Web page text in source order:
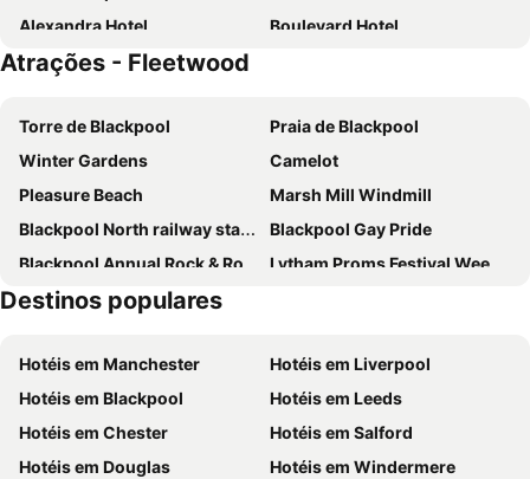
Alexandra Hotel
Boulevard Hotel
Travelodge Lytham St Annes
The President Hotel
Bluewaters Hotel, Blackpool North Promenade
The B & B Blackpool
The Garnett Hotel
Holiday Inn Blackpool By Ihg
Comfort Inn Blackpool Gresham
The Oak Lea Hotel
The Lawton Hotel
Fern Villa Hotel
Belroy Hotel
Barrons Hotel
The Laurels
Honley Hotel
Dunromin Hotel
Lyndene Hotel
The Gables
The Sands Hotel
Holmeleigh Hotel
Henson Hotel
Atrações - Fleetwood
Torre de Blackpool
Praia de Blackpool
Winter Gardens
Camelot
Pleasure Beach
Marsh Mill Windmill
Blackpool North railway station
Blackpool Gay Pride
Blackpool Annual Rock & Roll Weekend
Lytham Proms Festival Weekend
Blackpool Illuminations
Blackpool Model Village and Gardens
Hornby Castle
Blackpool Sealife Centre
Blackpool Dance Festival
Pleasureland
Haigh Windmill
Aintree
Destinos populares
Hotéis em Manchester
Hotéis em Liverpool
Hotéis em Blackpool
Hotéis em Leeds
Hotéis em Chester
Hotéis em Salford
Hotéis em Douglas
Hotéis em Windermere